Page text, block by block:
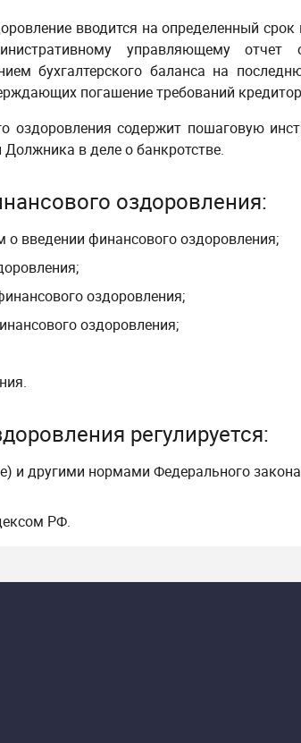
вводится на определенный
управляющему отчет
бухгалтерского баланса на
погашение требований
оздоровления содержит пошаговую
в деле о банкротстве.
оздоровления:
о введении финансового оздоровления;
;
оздоровления;
оздоровления;
.
регулируется:
и другими нормами Федерального закона
РФ.